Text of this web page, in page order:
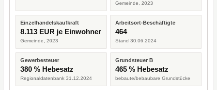
Gemeinde, 2023
Einzelhandelskaufkraft
8.113 EUR je Einwohner
Gemeinde, 2023
Arbeitsort-Beschäftigte
464
Stand 30.06.2024
Gewerbesteuer
380 % Hebesatz
Regionaldatenbank 31.12.2024
Grundsteuer B
465 % Hebesatz
bebaute/bebaubare Grundstücke